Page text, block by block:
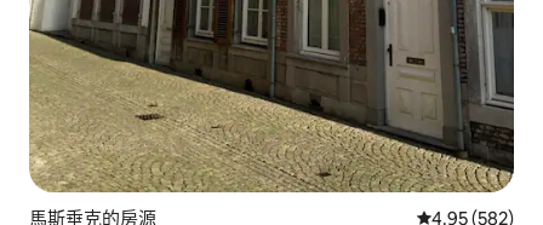
馬斯垂克的房源 從 582 則評價
4.95 (582)